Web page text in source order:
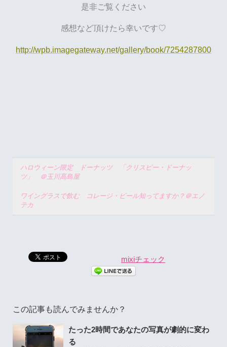
是非ご覧ください
感想など頂けたら幸いです♡
http://wpb.imagegateway.net/gallery/book/7254287800
ハロウィーン限定 ドーナッツ 「クリスピー・ドーナッ
ツ」 ＠玉川髙島屋
ワイングラスで飲む コレージ・ビール知ってますか？＠エノ
テカ
mixiチェック
この記事も読んでみませんか？
たった2時間であなたの写真が劇的に変わ
る